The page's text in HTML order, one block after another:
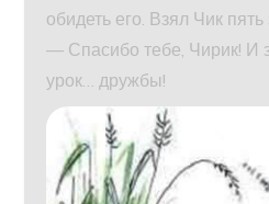
обидеть его. Взял Чик
— Спасибо тебе, Чирик! И
урок… дружбы!